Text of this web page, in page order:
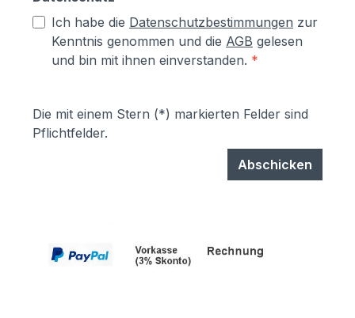
Ich habe die Datenschutzbestimmungen zur
Kenntnis genommen und die AGB gelesen
und bin mit ihnen einverstanden. *
Die mit einem Stern (*) markierten Felder sind
Pflichtfelder.
Abschicken